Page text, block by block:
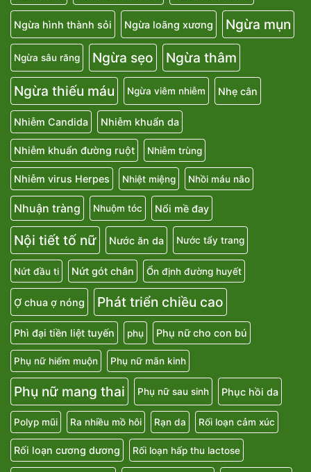
Ngừa hình thành sỏi Ngừa loãng xương Ngừa mụn
Ngừa sâu răng Ngừa sẹo
Ngừa thâm
Ngừa thiếu máu
Ngừa viêm nhiễm Nhẹ cân
Nhiễm Candida Nhiễm khuẩn da
Nhiễm khuẩn đường ruột Nhiễm trùng
Nhiễm virus Herpes Nhiệt miệng Nhồi máu não
Nhuận tràng Nhuộm tóc Nổi mề đay
Nội tiết tố nữ Nước ăn da Nước tẩy trang
Nứt đầu ti Nứt gót chân Ổn định đường huyết
Ợ chua ợ nóng Phát triển chiều cao
Phì đại tiền liệt tuyến phụ Phụ nữ cho con bú
Phụ nữ hiếm muộn Phụ nữ mãn kinh
Phụ nữ mang thai Phụ nữ sau sinh Phục hồi da
Polyp mũi Ra nhiều mồ hôi Rạn da Rối loạn cảm xúc
Rối loạn cương dương Rối loạn hấp thu lactose